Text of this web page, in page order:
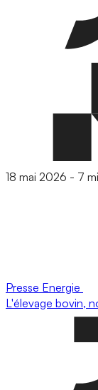
18 mai 2026 - 7
Presse Energie
L'élevage bovin,